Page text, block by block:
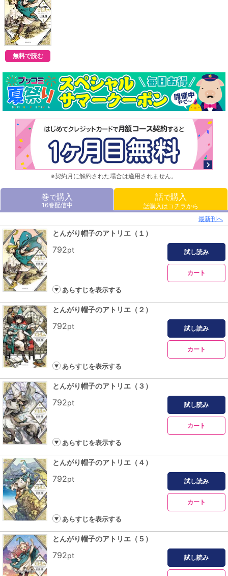
無料で読む
※契約月に解約された場合は適用されません。
巻で購入
16巻配信中
話で購入
話購入はコチラから
最新刊へ
とんがり帽子のアトリエ（１）
792pt 試し読み
カート
あらすじを表示する
とんがり帽子のアトリエ（２）
792pt 試し読み
カート
あらすじを表示する
とんがり帽子のアトリエ（３）
792pt 試し読み
カート
あらすじを表示する
とんがり帽子のアトリエ（４）
792pt 試し読み
カート
あらすじを表示する
とんがり帽子のアトリエ（５）
792pt 試し読み